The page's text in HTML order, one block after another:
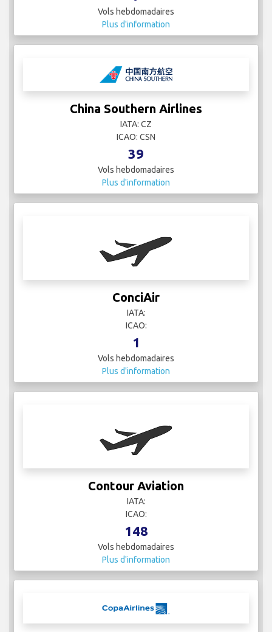
Vols hebdomadaires
Plus d'information
China Southern Airlines
IATA: CZ
ICAO: CSN
39
Vols hebdomadaires
Plus d'information
ConciAir
IATA:
ICAO:
1
Vols hebdomadaires
Plus d'information
Contour Aviation
IATA:
ICAO:
148
Vols hebdomadaires
Plus d'information